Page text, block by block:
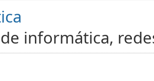
informática,